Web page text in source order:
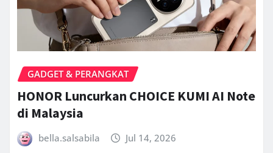
GADGET & PERANGKAT
HONOR Luncurkan CHOICE KUMI AI Note
di Malaysia
bella.salsabila Jul 14, 2026